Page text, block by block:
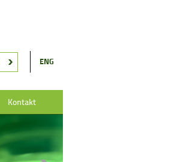
ENG
Kontakt